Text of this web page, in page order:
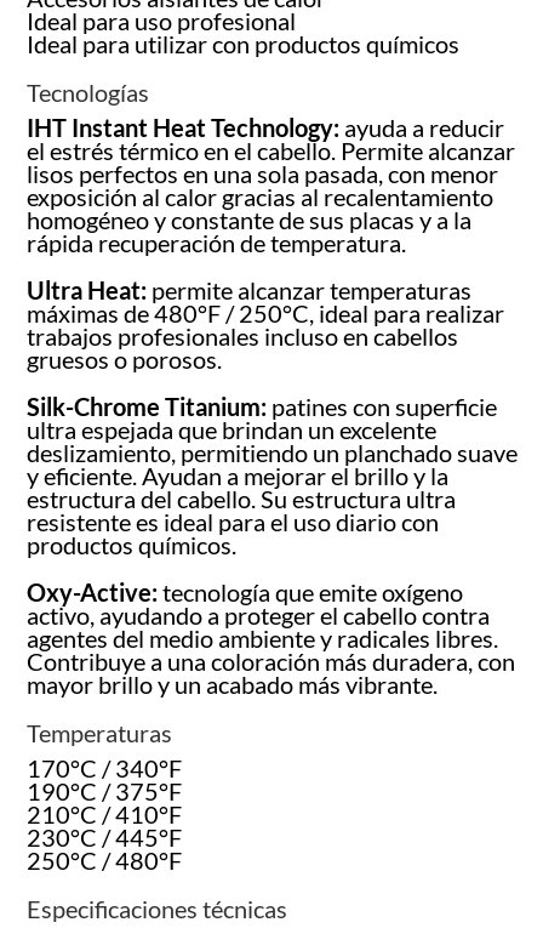
Ideal para uso profesional
Ideal para utilizar con productos químicos
Tecnologías
IHT Instant Heat Technology:ayuda a reducir
el estrés térmico en el cabello. Permite alcanzar
lisos perfectos en una sola pasada, con menor
exposición al calor gracias al recalentamiento
homogéneo y constante de sus placas y a la
rápida recuperación de temperatura.
Ultra Heat:permite alcanzar temperaturas
máximas de 480°F / 250°C, ideal para realizar
trabajos profesionales incluso en cabellos
gruesos o porosos.
Silk-Chrome Titanium:patines con superficie
ultra espejada que brindan un excelente
deslizamiento, permitiendo un planchado suave
y eficiente. Ayudan a mejorar el brillo y la
estructura del cabello. Su estructura ultra
resistente es ideal para el uso diario con
productos químicos.
Oxy-Active:tecnología que emite oxígeno
activo, ayudando a proteger el cabello contra
agentes del medio ambiente y radicales libres.
Contribuye a una coloración más duradera, con
mayor brillo y un acabado más vibrante.
Temperaturas
170°C / 340°F
190°C / 375°F
210°C / 410°F
230°C / 445°F
250°C / 480°F
Especificaciones técnicas